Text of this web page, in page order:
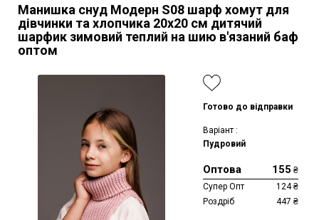
Манишка снуд Модерн S08 шарф хомут для
дівчинки та хлопчика 20х20 см дитячий
шарфик зимовий теплий на шию в'язаний баф
оптом
Готово до відправки
Варіант :
Пудровий
Оптова 155 ₴
Супер Опт
124₴
Роздріб
447 ₴